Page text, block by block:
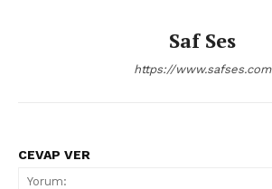
Saf Ses
https://www.safses.com
CEVAP VER